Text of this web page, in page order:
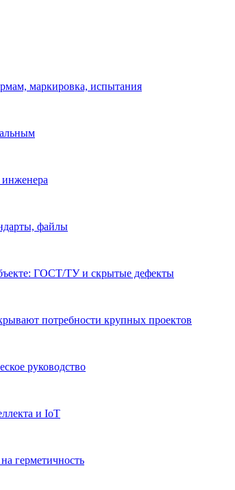
маркировка, испытания
файлы
ГОСТ/ТУ и скрытые дефекты
потребности крупных проектов
руководство
и IoT
герметичность